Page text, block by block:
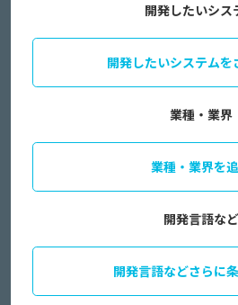
開発したいシス
開発したいシステムを
業種・業界
業種・業界を
開発言語など
開発言語などさらに